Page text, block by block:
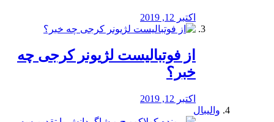
اکتبر 12, 2019
از فوتبالیست لژیونر کرجی چه
خبر؟
اکتبر 12, 2019
والیبال